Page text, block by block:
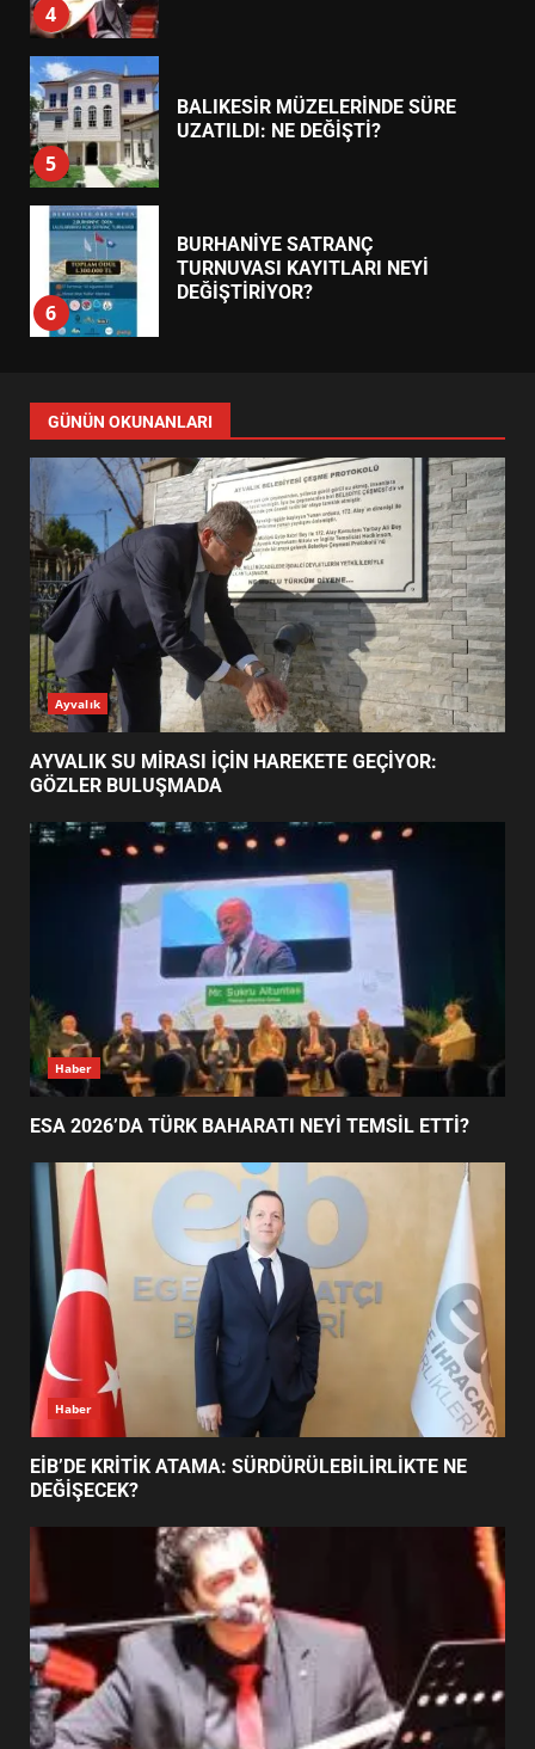
4
5
BALIKESİR MÜZELERİNDE SÜRE
UZATILDI: NE DEĞİŞTİ?
6
BURHANİYE SATRANÇ
TURNUVASI KAYITLARI NEYİ
DEĞİŞTİRİYOR?
7
YENİ YÖNETİM NASIL
ŞEKİLLENDİ?
1
AYVALIK SU MİRASI İÇİN
HAREKETE GEÇİYOR: GÖZLER
BULUŞMADA
2
ESA 2026’DA TÜRK BAHARATI
NEYİ TEMSİL ETTİ?
EİB’DE KRİTİK ATAMA:
SÜRDÜRÜLEBİLİRLİKTE NE
DEĞİŞECEK?
4
EDREMİT’İN GURURU TÜRKİYE
FİNALİNDE NE BAŞARDI?
5
UZATILDI: NE DEĞİŞTİ?
6
BURHANİYE SATRANÇ
TURNUVASI KAYITLARI NEYİ
DEĞİŞTİRİYOR?
BURHANİYE BELEDİYESPOR’DA
YENİ YÖNETİM NASIL
GÜNÜN OKUNANLARI
Ayvalık
AYVALIK SU MİRASI İÇİN HAREKETE GEÇİYOR:
GÖZLER BULUŞMADA
Haber
ESA 2026’DA TÜRK BAHARATI NEYİ TEMSİL ETTİ?
Haber
EİB’DE KRİTİK ATAMA: SÜRDÜRÜLEBİLİRLİKTE NE
DEĞİŞECEK?